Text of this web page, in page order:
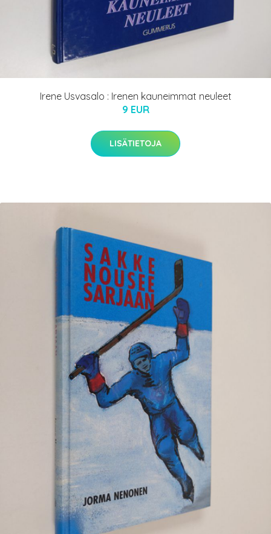
Irene Usvasalo : Irenen kauneimmat neuleet
9 EUR
LISÄTIETOJA